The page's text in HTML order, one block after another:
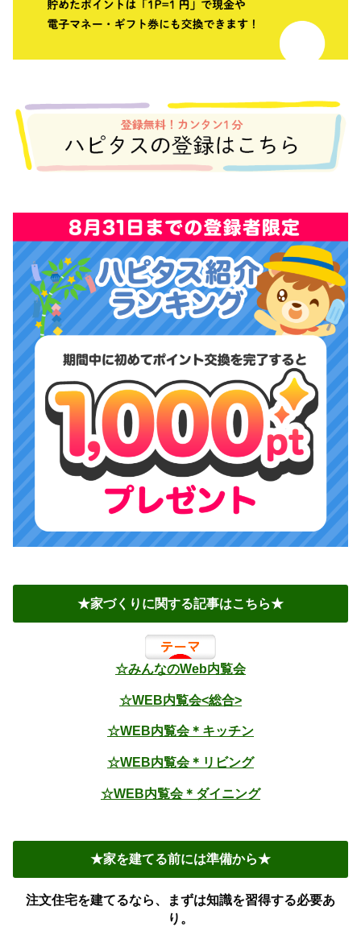
★家づくりに関する記事はこちら★
☆みんなのWeb内覧会
☆WEB内覧会<総合>
☆WEB内覧会＊キッチン
☆WEB内覧会＊リビング
☆WEB内覧会＊ダイニング
★家を建てる前には準備から★
注文住宅を建てるなら、まずは知識を習得する必要あ
り。